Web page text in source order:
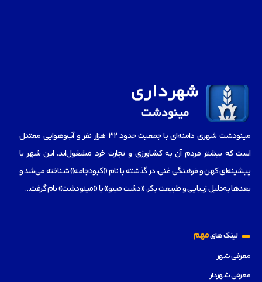
مینودشت شهری دامنه‌ای با جمعیت حدود ۳۲ هزار نفر و آب‌و‌هوایی معتدل
است که بیشتر مردم آن به کشاورزی و تجارت خرد مشغول‌اند. این شهر با
پیشینه‌ای کهن و فرهنگی غنی، در گذشته با نام «کبودجامه» شناخته می‌شد و
بعدها به‌دلیل زیبایی و طبیعت بکر، «دشت مینو» یا «مینودشت» نام گرفت…
لینک هایمهم
معرفی شهر
معرفی شهردار